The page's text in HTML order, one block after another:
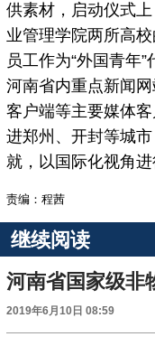
供素材，启动仪式
业管理学院两所高
员工作为“外国青年
河南省内重点新闻
客户端等主要媒体
进郑州、开封等城
就，以国际化视角进
责编：程茜
继续阅读
2019年6月10日 08:59